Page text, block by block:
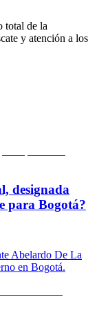
total de la
y atención a los
designada
para Bogotá?
Abelardo De La
en Bogotá.